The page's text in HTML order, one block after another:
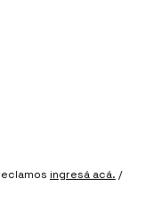
ingresá acá. /